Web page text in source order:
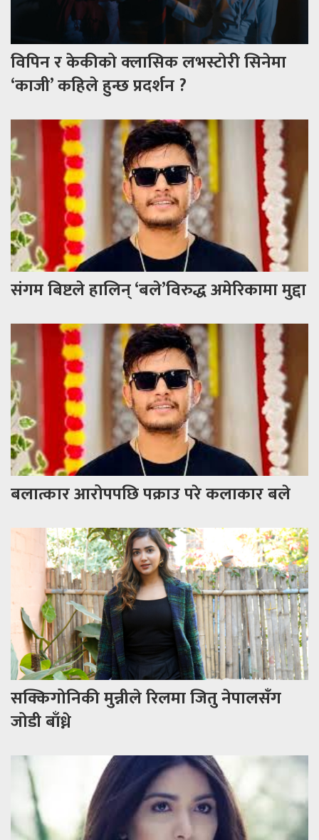
विपिन र केकीको क्लासिक लभस्टोरी सिनेमा
‘काजी’ कहिले हुन्छ प्रदर्शन ?
संगम बिष्टले हालिन् ‘बले’विरुद्ध अमेरिकामा मुद्दा
बलात्कार आरोपपछि पक्राउ परे कलाकार बले
सक्किगोनिकी मुन्नीले रिलमा जितु नेपालसँग
जोडी बाँध्ने